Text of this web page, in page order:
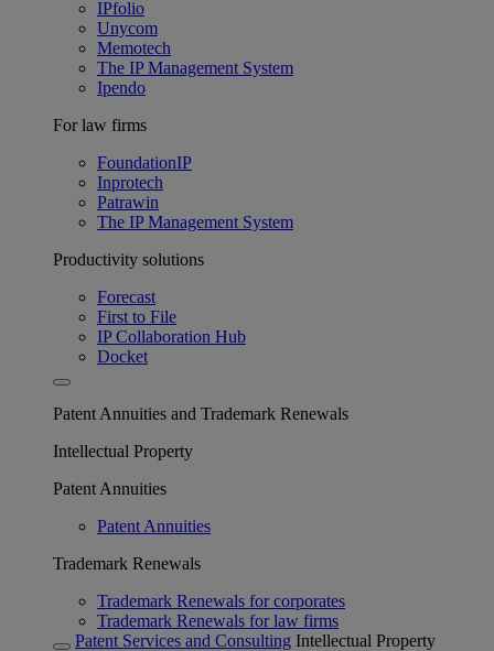
IPfolio
Unycom
Memotech
The IP Management System
Ipendo
For law firms
FoundationIP
Inprotech
Patrawin
The IP Management System
Productivity solutions
Forecast
First to File
IP Collaboration Hub
Docket
Patent Annuities and Trademark Renewals
Intellectual Property
Patent Annuities
Patent Annuities
Trademark Renewals
Trademark Renewals for corporates
Trademark Renewals for law firms
Patent Services and Consulting Intellectual Property